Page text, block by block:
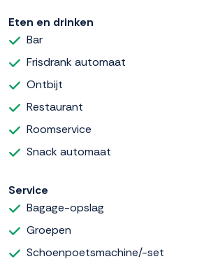
Eten en drinken
Bar
Frisdrank automaat
Ontbijt
Restaurant
Roomservice
Snack automaat
Service
Bagage-opslag
Groepen
Schoenpoetsmachine/-set